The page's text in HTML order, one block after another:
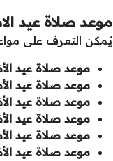
موعد صلاة عيد
يُمكن التعرف على
موعد صلاة عيد
موعد صلاة عيد
موعد صلاة عيد
موعد صلاة عيد
موعد صلاة عيد
موعد صلاة عيد